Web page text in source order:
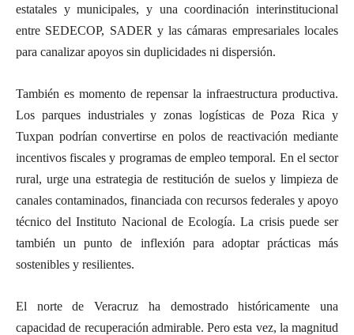
estatales y municipales, y una coordinación interinstitucional
entre SEDECOP, SADER y las cámaras empresariales locales
para canalizar apoyos sin duplicidades ni dispersión.
También es momento de repensar la infraestructura productiva.
Los parques industriales y zonas logísticas de Poza Rica y
Tuxpan podrían convertirse en polos de reactivación mediante
incentivos fiscales y programas de empleo temporal. En el sector
rural, urge una estrategia de restitución de suelos y limpieza de
canales contaminados, financiada con recursos federales y apoyo
técnico del Instituto Nacional de Ecología. La crisis puede ser
también un punto de inflexión para adoptar prácticas más
sostenibles y resilientes.
El norte de Veracruz ha demostrado históricamente una
capacidad de recuperación admirable. Pero esta vez, la magnitud